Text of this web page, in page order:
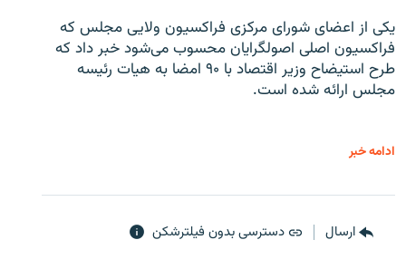
یکی از اعضای شورای مرکزی فراکسیون ولایی مجلس که
فراکسیون اصلی اصولگرایان محسوب می‌شود خبر داد که
طرح استیضاح وزیر اقتصاد با ۹۰ امضا به هیات رئیسه
مجلس ارائه شده است.
ادامه خبر
ارسال دسترسی بدون فیلترشکن